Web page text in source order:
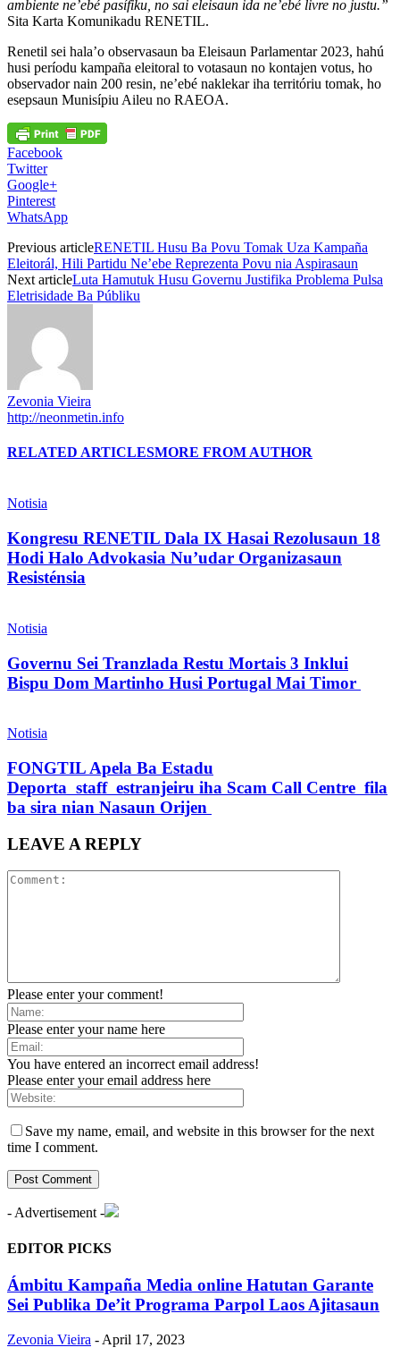
ambiente ne’ebé pasífiku, no sai eleisaun ida ne’ebé livre no justu.”
Sita Karta Komunikadu RENETIL.
Renetil sei hala’o observasaun ba Eleisaun Parlamentar 2023, hahú
husi períodu kampaña eleitoral to votasaun no kontajen votus, ho
observador nain 200 resin, ne’ebé naklekar iha territóriu tomak, ho
esepsaun Munisípiu Aileu no RAEOA.
Facebook
Twitter
Google+
Pinterest
WhatsApp
Previous articleRENETIL Husu Ba Povu Tomak Uza Kampaña
Eleitorál, Hili Partidu Ne’ebe Reprezenta Povu nia Aspirasaun
Next articleLuta Hamutuk Husu Governu Justifika Problema Pulsa
Eletrisidade Ba Públiku
Zevonia Vieira
http://neonmetin.info
RELATED ARTICLESMORE FROM AUTHOR
Notisia
Kongresu RENETIL Dala IX Hasai Rezolusaun 18
Hodi Halo Advokasia Nu’udar Organizasaun
Resisténsia
Notisia
Governu Sei Tranzlada Restu Mortais 3 Inklui
Bispu Dom Martinho Husi Portugal Mai Timor
Notisia
FONGTIL Apela Ba Estadu
Deporta staff estranjeiru iha Scam Call Centre fila
ba sira nian Nasaun Orijen
LEAVE A REPLY
Please enter your comment!
Please enter your name here
You have entered an incorrect email address!
Please enter your email address here
Save my name, email, and website in this browser for the next
time I comment.
- Advertisement -
EDITOR PICKS
Ámbitu Kampaña Media online Hatutan Garante
Sei Publika De’it Programa Parpol Laos Ajitasaun
Zevonia Vieira - April 17, 2023